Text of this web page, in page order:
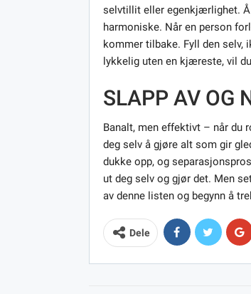
selvtillit eller egenkjærlighet.
harmoniske. Når en person
kommer tilbake. Fyll den selv,
lykkelig uten en kjæreste, vil
SLAPP AV OG
Banalt, men effektivt – når du
deg selv å gjøre alt som gir
dukke opp, og
ut deg selv og gjør det. Men
av denne listen og begynn å
Dele